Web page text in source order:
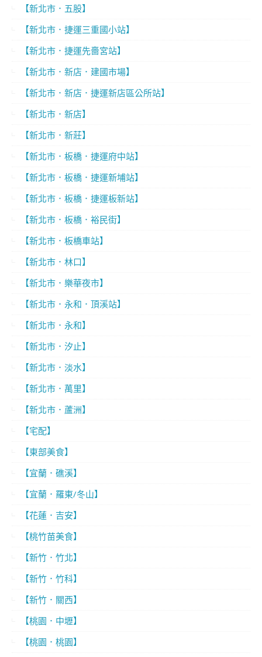
【新北市．五股】
【新北市．捷運三重國小站】
【新北市．捷運先嗇宮站】
【新北市．新店．建國市場】
【新北市．新店．捷運新店區公所站】
【新北市．新店】
【新北市．新莊】
【新北市．板橋．捷運府中站】
【新北市．板橋．捷運新埔站】
【新北市．板橋．捷運板新站】
【新北市．板橋．裕民街】
【新北市．板橋車站】
【新北市．林口】
【新北市．樂華夜市】
【新北市．永和．頂溪站】
【新北市．永和】
【新北市．汐止】
【新北市．淡水】
【新北市．萬里】
【新北市．蘆洲】
【宅配】
【東部美食】
【宜蘭．礁溪】
【宜蘭．羅東/冬山】
【花蓮．吉安】
【桃竹苗美食】
【新竹．竹北】
【新竹．竹科】
【新竹．關西】
【桃園．中壢】
【桃園．桃園】